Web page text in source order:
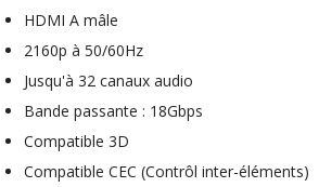
EVERSOLO DMP-A6 GEN 2
Streamer 2x ES9038Q2M...
HDMI A mâle
2160p à 50/60Hz
Jusqu'à 32 canaux audio
Bande passante : 18Gbps
Compatible 3D
Compatible CEC (Contrôl inter-éléments)